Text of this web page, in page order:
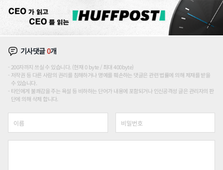
기사댓글0개
200자까지 쓰실 수 있습니다. (현재 0 byte / 최대 400byte)
저작권 등 다른 사람의 권리를 침해하거나 명예를 훼손하는 댓글은 관련 법률에 의해 제재를 받을
수 있습니다.
타인에게 불쾌감을 주는 욕설 등 비하하는 단어가 내용에 포함되거나 인신공격성 글은 관리자의 판
단에 의해 삭제 합니다.